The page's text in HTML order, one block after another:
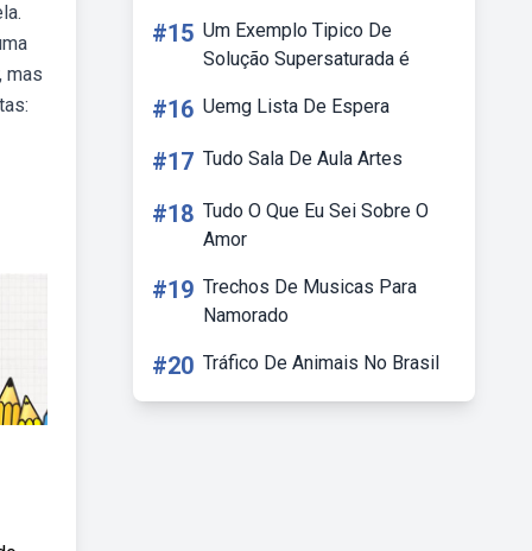
mas
#15 Um Exemplo Tipico De
Solução Supersaturada é
#16 Uemg Lista De Espera
#17 Tudo Sala De Aula Artes
#18 Tudo O Que Eu Sei Sobre O
Amor
#19 Trechos De Musicas Para
Namorado
#20 Tráfico De Animais No Brasil